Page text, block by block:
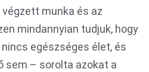
munka és az
mindannyian tudjuk, hogy
egészséges élet, és
sem – sorolta azokat a